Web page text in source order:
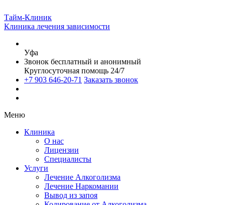
Тайм-Клиник
Клиника лечения зависимости
Уфа
Звонок бесплатный и анонимный
Круглосуточная помощь 24/7
+7 903 646-20-71 Заказать звонок
Меню
Клиника
О нас
Лицензии
Специалисты
Услуги
Лечение Алкоголизма
Лечение Наркомании
Вывод из запоя